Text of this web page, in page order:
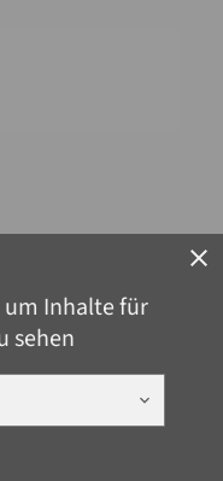
close
um Inhalte für
sehen
keyboard_arrow_down